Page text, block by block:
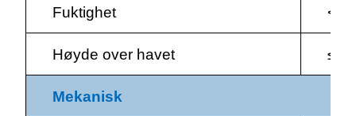
Fuktighet
Høyde over havet
Mekanisk